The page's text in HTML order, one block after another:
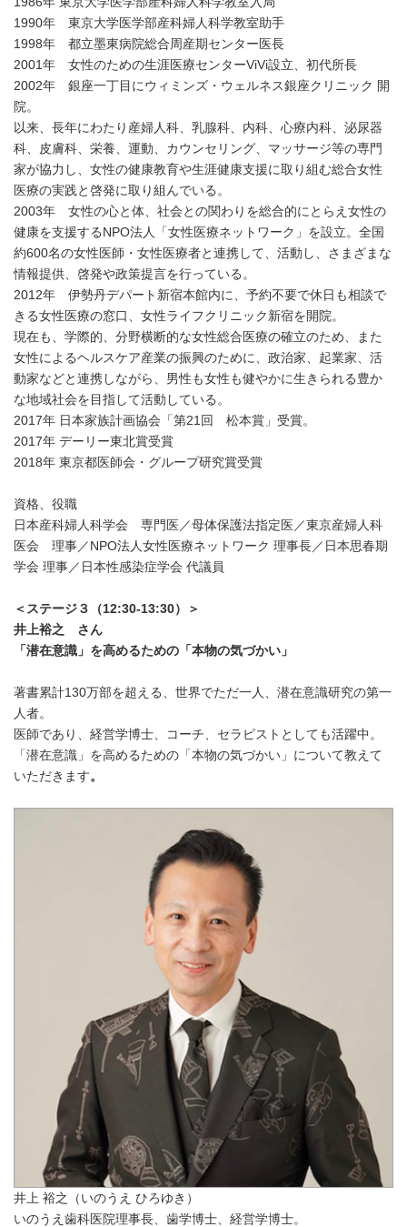
1990年 東京大学医学部産科婦人科学教室助手
1998年 都立墨東病院総合周産期センター医長
2001年 女性のための生涯医療センターViVi設立、初代所長
2002年 銀座一丁目にウィミンズ・ウェルネス銀座クリニック 開
院。
以来、長年にわたり産婦人科、乳腺科、内科、心療内科、泌尿器
科、皮膚科、栄養、運動、カウンセリング、マッサージ等の専門
家が協力し、女性の健康教育や生涯健康支援に取り組む総合女性
医療の実践と啓発に取り組んでいる。
2003年 女性の心と体、社会との関わりを総合的にとらえ女性の
健康を支援するNPO法人「女性医療ネットワーク」を設立。全国
約600名の女性医師・女性医療者と連携して、活動し、さまざまな
情報提供、啓発や政策提言を行っている。
2012年 伊勢丹デパート新宿本館内に、予約不要で休日も相談で
きる女性医療の窓口、女性ライフクリニック新宿を開院。
現在も、学際的、分野横断的な女性総合医療の確立のため、また
女性によるヘルスケア産業の振興のために、政治家、起業家、活
動家などと連携しながら、男性も女性も健やかに生きられる豊か
な地域社会を目指して活動している。
2017年 日本家族計画協会「第21回 松本賞」受賞。
2017年 デーリー東北賞受賞
2018年 東京都医師会・グループ研究賞受賞
資格、役職
日本産科婦人科学会 専門医／母体保護法指定医／東京産婦人科
医会 理事／NPO法人女性医療ネットワーク 理事長／日本思春期
学会 理事／日本性感染症学会 代議員
＜ステージ３（12:30-13:30）＞
井上裕之 さん
「潜在意識」を高めるための「本物の気づかい」
著書累計130万部を超える、世界でただ一人、潜在意識研究の第一
人者。
医師であり、経営学博士、コーチ、セラピストとしても活躍中。
「潜在意識」を高めるための「本物の気づかい」について教えて
いただきます。
井上 裕之（いのうえ ひろゆき）
いのうえ歯科医院理事長、歯学博士、経営学博士。